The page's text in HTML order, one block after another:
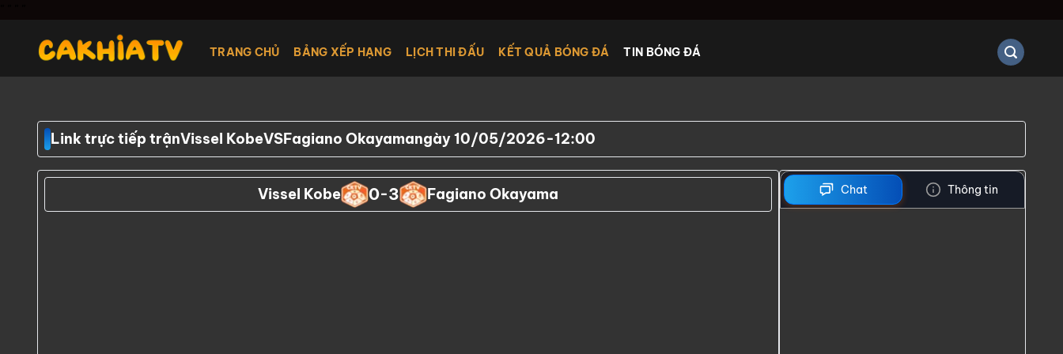
nội
TRANG CHỦ BẢNG XẾP HẠNG LỊCH THI ĐẤU KẾT QUẢ BÓNG ĐÁ TIN BÓNG ĐÁ
Link trực tiếp trậnVissel KobeVSFagiano Okayamangày 10/05/2026-12:00
Vissel Kobe 0-3 Fagiano Okayama Chat Thông tin